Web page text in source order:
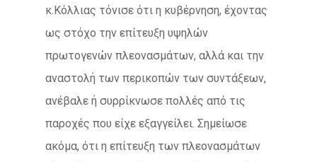
κ.Κόλλιας τόνισε ότι η κυβέρνηση, έχοντας
ως στόχο την επίτευξη υψηλών
πρωτογενών πλεονασμάτων, αλλά και την
αναστολή των περικοπών των συντάξεων,
ανέβαλε ή συρρίκνωσε πολλές από τις
παροχές που είχε εξαγγείλει. Σημείωσε
ακόμα, ότι η επίτευξη των πλεονασμάτων